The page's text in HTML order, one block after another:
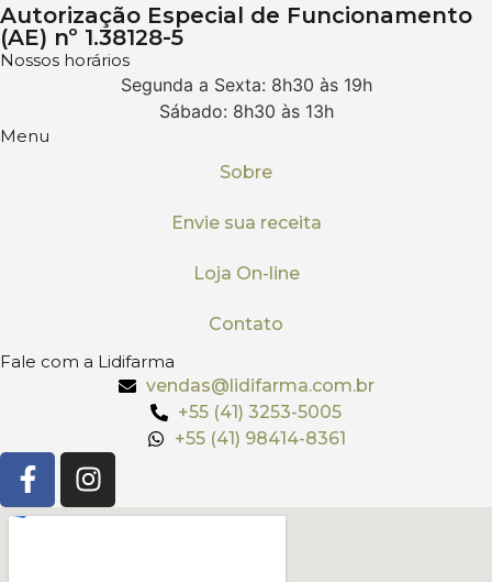
Autorização Especial de Funcionamento
(AE) nº 1.38128-5
Nossos horários
Segunda a Sexta: 8h30 às 19h
Sábado: 8h30 às 13h
Menu
Sobre
Envie sua receita
Loja On-line
Contato
Fale com a Lidifarma
vendas@lidifarma.com.br
+55 (41) 3253-5005
+55 (41) 98414-8361